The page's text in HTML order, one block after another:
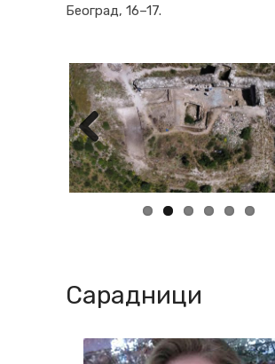
Београд, 16–17.
Previous
Сарадници